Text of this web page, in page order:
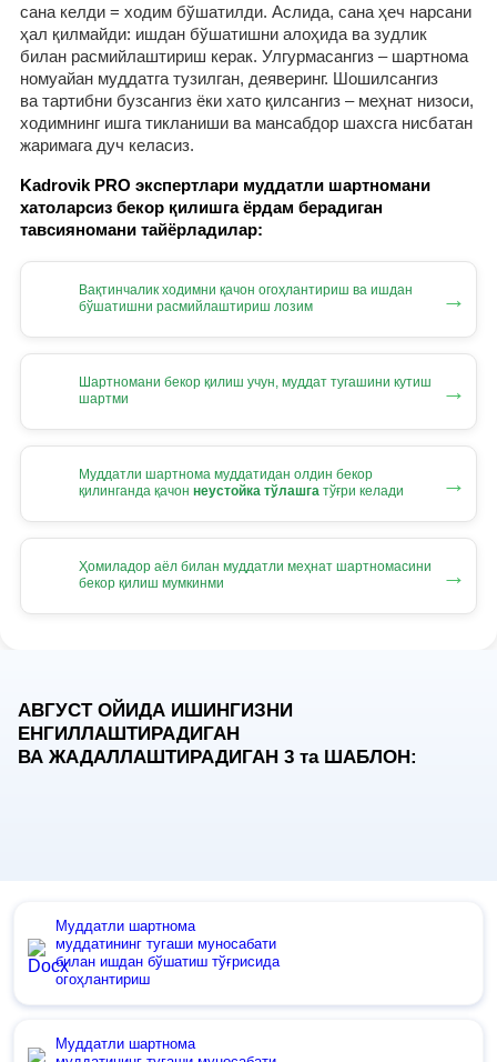
сана келди = ходим бўшатилди. Аслида, сана ҳеч нарсани
ҳал қилмайди: ишдан бўшатишни алоҳида ва зудлик
билан расмийлаштириш керак. Улгурмасангиз – шартнома
номуайан муддатга тузилган, деяверинг. Шошилсангиз
ва тартибни бузсангиз ёки хато қилсангиз – меҳнат низоси,
ходимнинг ишга тикланиши ва мансабдор шахсга нисбатан
жаримага дуч келасиз.
Kadrovik PRO экспертлари муддатли шартномани
хатоларсиз бекор қилишга ёрдам берадиган
тавсияномани тайёрладилар:
Вақтинчалик ходимни қачон огоҳлантириш ва ишдан
бўшатишни расмийлаштириш лозим
→
Шартномани бекор қилиш учун, муддат тугашини кутиш
шартми
→
Муддатли шартнома муддатидан олдин бекор
қилинганда қачон неустойка тўлашга тўғри келади →
Ҳомиладор аёл билан муддатли меҳнат шартномасини
бекор қилиш мумкинми
→
АВГУСТ ОЙИДА ИШИНГИЗНИ
ЕНГИЛЛАШТИРАДИГАН
ВА ЖАДАЛЛАШТИРАДИГАН 3 таШАБЛОН:
Муддатли шартнома
муддатининг тугаши муносабати
билан ишдан бўшатиш тўғрисида
огоҳлантириш
Муддатли шартнома